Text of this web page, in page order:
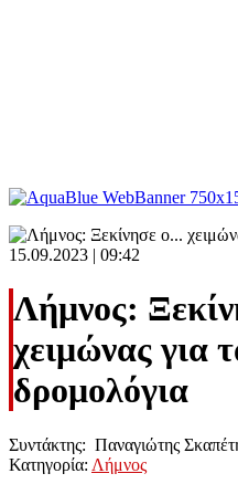
15.09.2023 | 09:42
Λήμνος:
χειμώνας για
δρομολόγια
Συντάκτης: Παναγιώτης
Κατηγορία: Λήμνος